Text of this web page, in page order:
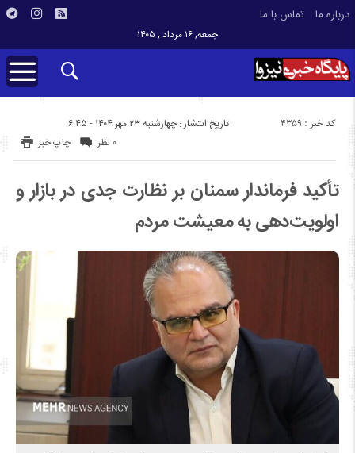
درباره ما تماس با ما
جمعه, ۱۶ مرداد , ۱۴۰۵
تاریخ انتشار : چهارشنبه ۲۳ مهر ۱۴۰۴ - ۶:۴۵ کد خبر : 4359
چاپ خبر ۰ نظر
تأکید فرماندار سمنان بر نظارت جدی در بازار و
اولویت‌دهی به معیشت مردم